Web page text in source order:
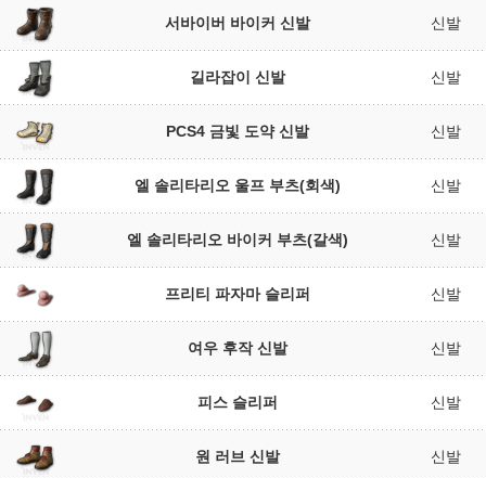
서바이버 바이커 신발 신발
길라잡이 신발 신발
PCS4 금빛 도약 신발 신발
엘 솔리타리오 울프 부츠(회색) 신발
엘 솔리타리오 바이커 부츠(갈색) 신발
프리티 파자마 슬리퍼 신발
여우 후작 신발 신발
피스 슬리퍼 신발
원 러브 신발 신발